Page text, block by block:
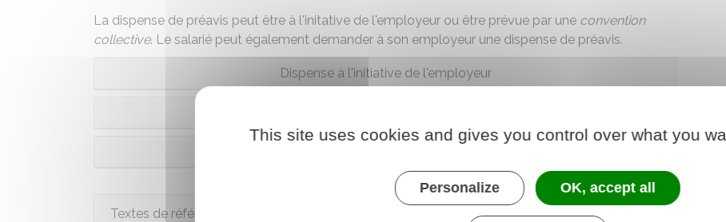
La dispense de préavis peut être à l'initative de l'employeur ou être prévue par une convention
collective. Le salarié peut également demander à son employeur une dispense de préavis.
Dispense à l'initiative de l'employeur
Textes de référence
This site uses cookies and gives you control over what you
Personalize OK, accept all